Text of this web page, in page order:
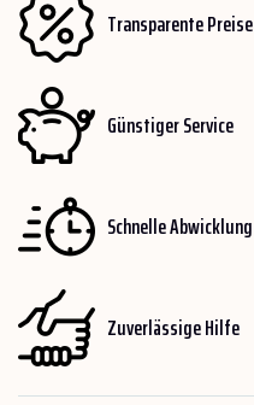
Transparente Preise
Günstiger Service
Schnelle Abwicklung
Zuverlässige Hilfe